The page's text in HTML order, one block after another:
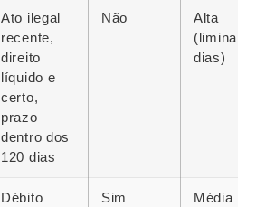
Ato ilegal
recente,
direito
líquido e
certo,
prazo
dentro dos
120 dias
Não
Alta
(liminar
dias)
Débito
Sim
Média